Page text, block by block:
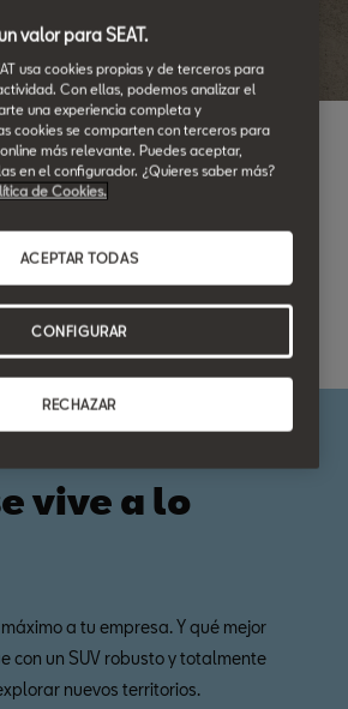
de movilidad de tu empresa
vive a lo
a tu empresa. Y qué mejor
con un SUV robusto y totalmente
nuevos territorios.
valor para SEAT.
usa cookies propias y de terceros para
Con ellas, podemos analizar el
una experiencia completa y
cookies se comparten con terceros para
más relevante. Puedes aceptar,
en el configurador. ¿Quieres saber más?
de Cookies.
RECHAZAR
ACEPTAR TODAS
CONFIGURAR